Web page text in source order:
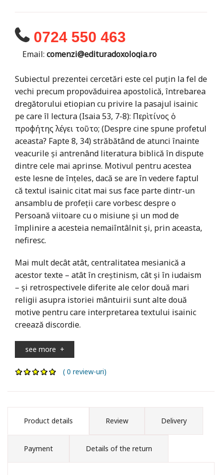
0724 550 463
Email: comenzi@edituradoxologia.ro
Subiectul prezentei cercetări este cel puțin la fel de
vechi precum propovăduirea apostolică, întrebarea
dregătorului etiopian cu privire la pasajul isainic
pe care îl lectura (Isaia 53, 7-8): Περὶ τίνος ὁ
προφήτης λέγει τοῦτο; (Despre cine spune profetul
aceasta? Fapte 8, 34) străbătând de atunci înainte
veacurile și antrenând literatura biblică în dispute
dintre cele mai aprinse. Motivul pentru acestea
este lesne de înțeles, dacă se are în vedere faptul
că textul isainic citat mai sus face parte dintr-un
ansamblu de profeții care vorbesc despre o
Persoană viitoare cu o misiune și un mod de
împlinire a acesteia nemaiîntâlnit și, prin aceasta,
nefiresc.
Mai mult decât atât, centralitatea mesianică a
acestor texte – atât în creștinism, cât și în iudaism
– și retrospectivele diferite ale celor două mari
religii asupra istoriei mântuirii sunt alte două
motive pentru care interpretarea textului isainic
creează discordie.
see more +
( 0 review-uri)
Product details Review Delivery
Payment Details of the return